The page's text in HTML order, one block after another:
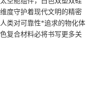
度守护着现代文明的精密
类对可靠性*追求的物化体
复合材料必将书写更多关